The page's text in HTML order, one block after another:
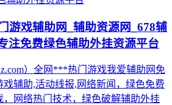
游戏辅助网_辅助资源网_678辅
注免费绿色辅助外挂资源平台
）全网***热门游戏我爱辅助网免
辅助,活动线报,网络新闻，绿色免费
，网络热门技术，绿色破解辅助外挂